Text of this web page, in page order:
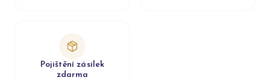
Pojištění zásilek
zdarma